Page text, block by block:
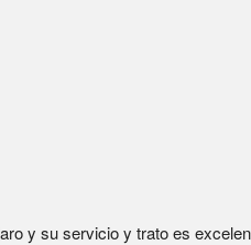
y su servicio y trato es